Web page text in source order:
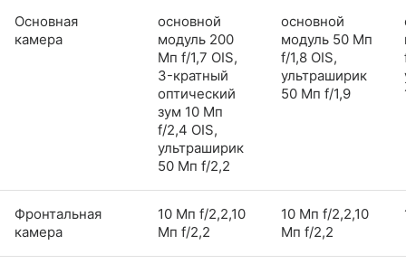
Основная
камера
основной
модуль 200
Мп f/1,7 OIS,
3-кратный
оптический
зум 10 Мп
f/2,4 OIS,
ультраширик
50 Мп f/2,2
основной
модуль 50 Мп
f/1,8 OIS,
ультраширик
50 Мп f/1,9
Фронтальная
камера
10 Мп f/2,2,10
Мп f/2,2
10 Мп f/2,2,10
Мп f/2,2